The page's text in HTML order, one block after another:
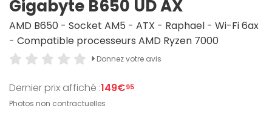
Gigabyte B650 UD AX
AMD B650 - Socket AM5 - ATX - Raphael - Wi-Fi 6ax
- Compatible processeurs AMD Ryzen 7000
Donnez votre avis
Dernier prix affiché :149€95
Photos non contractuelles